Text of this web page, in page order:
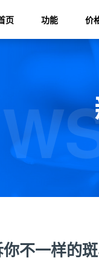
页 功能 价
不一样的